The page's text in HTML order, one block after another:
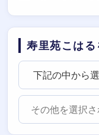
寿里苑こは